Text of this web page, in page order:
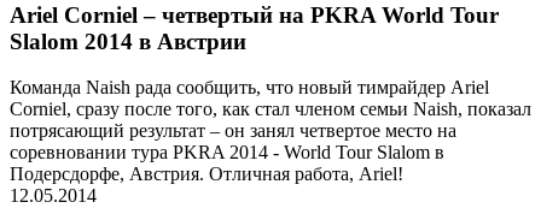
Ariel Corniel – четвертый на PKRA World Tour
Slalom 2014 в Австрии
Команда Naish рада сообщить, что новый тимрайдер Ariel
Corniel, сразу после того, как стал членом семьи Naish, показал
потрясающий результат – он занял четвертое место на
соревновании тура PKRA 2014 - World Tour Slalom в
Подерсдорфе, Австрия. Отличная работа, Ariel!
12.05.2014